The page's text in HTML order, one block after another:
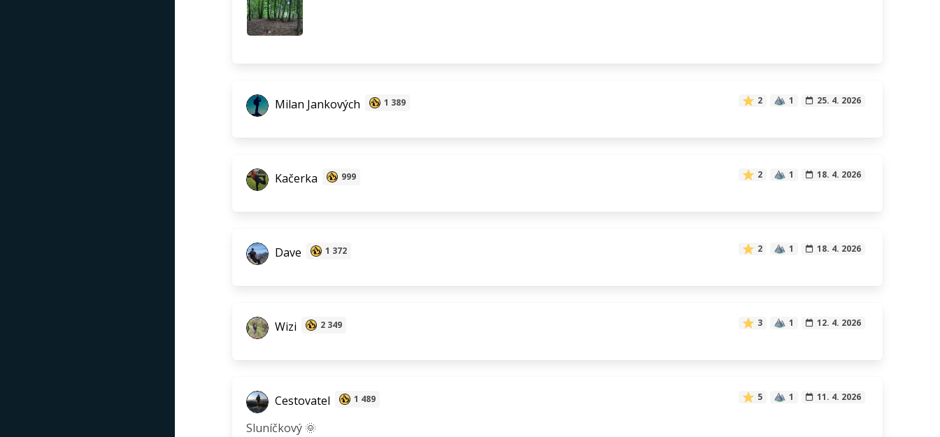
Milan Jankových 1 389 2 1 25. 4. 2026
Kačerka 999 2 1 18. 4. 2026
Dave 1 372 2 1 18. 4. 2026
Wizi 2 349 3 1 12. 4. 2026
Cestovatel 1 489 5 1 11. 4. 2026
Sluníčkový 🌞